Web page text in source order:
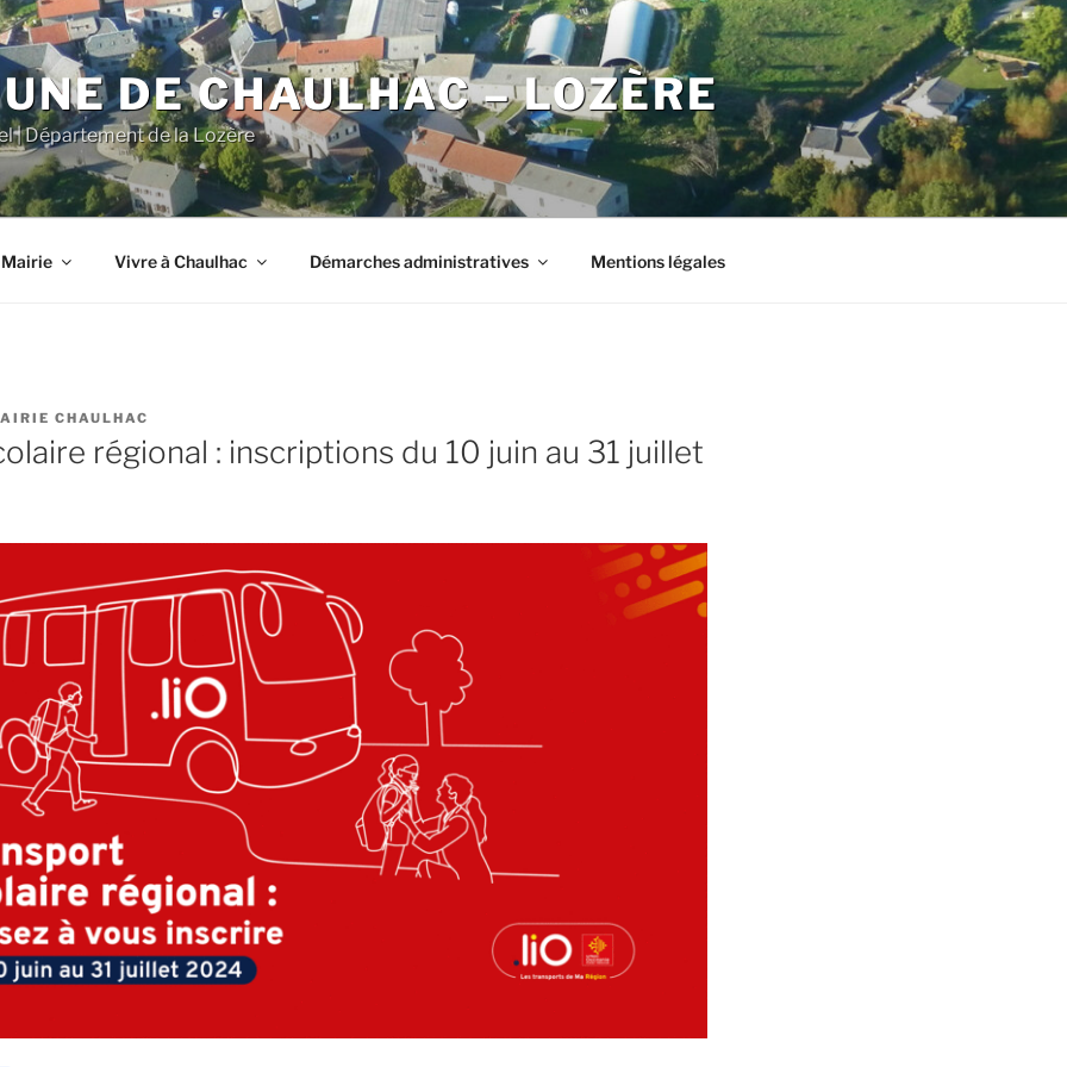
DE CHAULHAC – LOZÈRE
| Département de la Lozère
Vivre à Chaulhac Démarches administratives Mentions légales
CHAULHAC
régional : inscriptions du 10 juin au 31 juillet